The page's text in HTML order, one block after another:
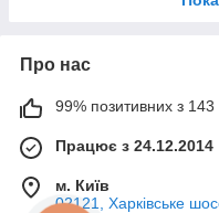
Про нас
99% позитивних з 143
Працює з 24.12.2014
м. Київ
02121, Харківське